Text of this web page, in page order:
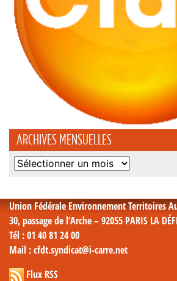
ARCHIVES MENSUELLES
Archives
Union Fédérale Environnement Territoires
30, passage de l’Arche – 92055 PARIS LA
Tél : 01 40 81 24 00
Mail : cfdt.syndicat@i-carre.net
Flux RSS